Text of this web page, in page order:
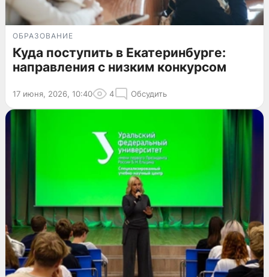
ОБРАЗОВАНИЕ
Куда поступить в Екатеринбурге:
направления с низким конкурсом
17 июня, 2026, 10:40 4 Обсудить